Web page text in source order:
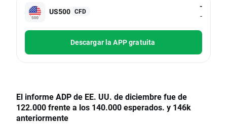
US500 CFD
-
-
Descargar la APP gratuita
El informe ADP de EE. UU. de diciembre fue de
122.000 frente a los 140.000 esperados. y 146k
anteriormente